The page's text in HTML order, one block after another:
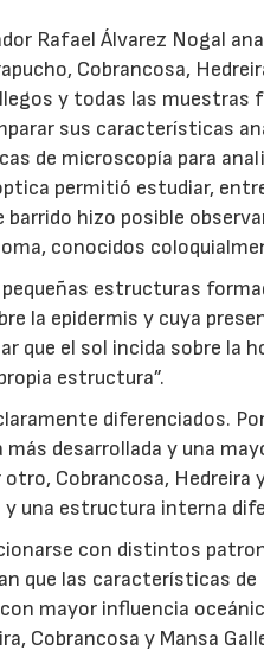
Rafael Álvarez Nogal
Cobrancosa,
y todas las muestras
sus características
de microscopía para
permitió estudiar,
hizo posible
conocidos
estructuras
la epidermis y cuya
que el sol incida sobre la
estructura”.
diferenciados.
desarrollada y una
Cobrancosa, Hedreira
y una estructura interna
con distintos
que las características
mayor influencia
Cobrancosa y Mansa